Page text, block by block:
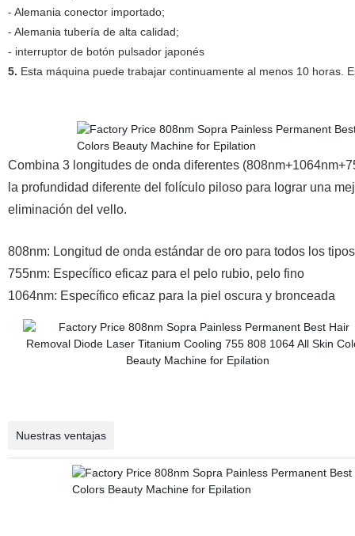
- Alemania conector importado;
- Alemania tubería de alta calidad;
- interruptor de botón pulsador japonés
5. Esta máquina puede trabajar continuamente al menos 10 horas.
Combina 3 longitudes de onda diferentes
la profundidad diferente del folículo piloso para lograr una
eliminación del vello.
808nm: Longitud de onda estándar de oro para todos los
755nm: Específico eficaz para el pelo rubio, pelo fino
1064nm: Específico eficaz para la piel oscura y bronceada
Nuestras ventajas